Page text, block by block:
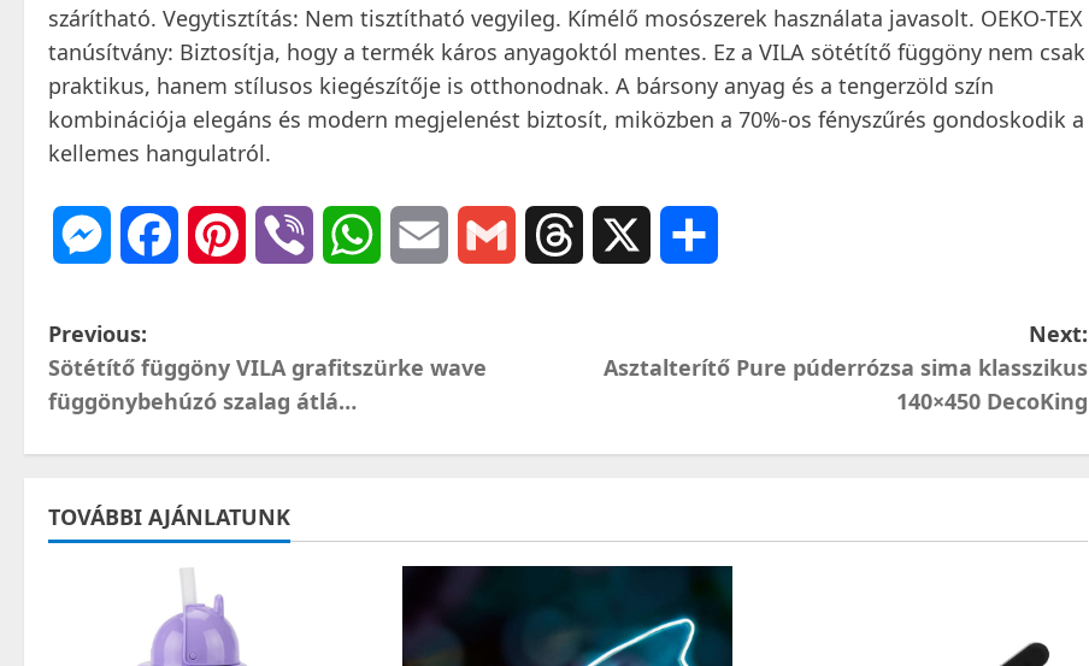
szárítható. Vegytisztítás: Nem tisztítható vegyileg. Kímélő mosószerek használata javasolt. OEKO-TEX
tanúsítvány: Biztosítja, hogy a termék káros anyagoktól mentes. Ez a VILA sötétítő függöny nem csak
praktikus, hanem stílusos kiegészítője is otthonodnak. A bársony anyag és a tengerzöld szín
kombinációja elegáns és modern megjelenést biztosít, miközben a 70%-os fényszűrés gondoskodik a
kellemes hangulatról.
MessengerFacebookPinterest Viber WhatsAppEmail Gmail Threads
P
o
s
n
Previous:
Sötétítő függöny VILA grafitszürke wave
függönybehúzó szalag átlá…
Next:
Asztalterítő Pure púderrózsa sima klasszikus
140×450 DecoKing
TOVÁBBI AJÁNLATUNK